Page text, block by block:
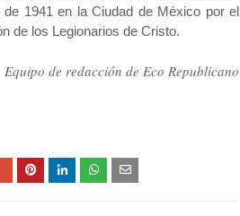
1941 en la Ciudad de México por el
de los Legionarios de Cristo.
Equipo de redacción de Eco Republicano